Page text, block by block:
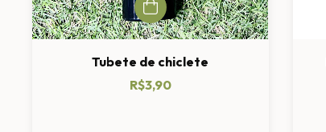
Tubete de chiclete
R$3,90